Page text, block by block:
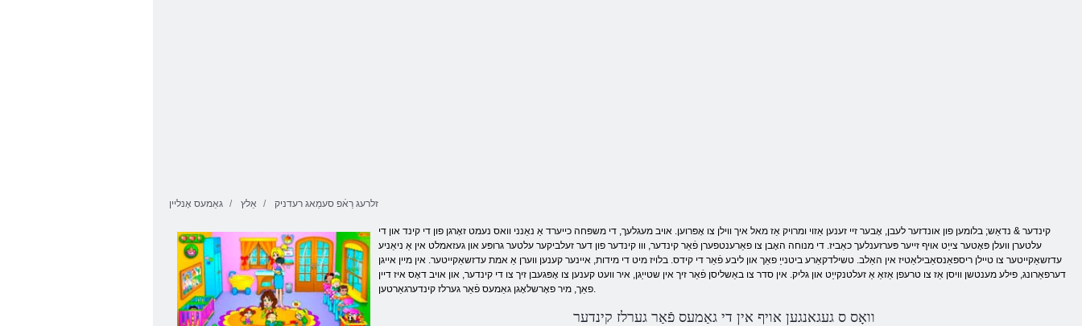
גאַמעס אָנליין אַלץ זלרעג רַאֿפ סעמַאג רעדניק
קינדער & נדאַש; בלומען פון אונדזער לעבן, אָבער זיי זענען אַזוי ומרויק אַז מאל איך ווילן צו אָפּרוען. אויב מעגלעך, די משפּחה כייערד אַ נאַנני וואס נעמט זאָרגן פון די קינד און די
עלטערן וועלן פּאָטער צייַט אויף זייער פּערזענלעך כאַביז. די מנוחה האָבן צו פאַרענטפערן פֿאַר קינדער, ווו קינדער פון דער זעלביקער עלטער גרופּע און געזאמלט אין אַ ניאַניע
עדזשאַקייטער צו טיילן ריספּאַנסאַבילאַטיז אין האַלב. טשילדקאַרע ביטנייַ פאַך און ליבע פֿאַר די קידס. בלויז מיט די מידות, איינער קענען ווערן אַ אמת עדזשאַקייטער. אין מיין אייגן
דערפאַרונג, פילע מענטשן וויסן אַז צו טרעפן אַזאַ אַ זעלטנקייַט און גליק. אין סדר צו באַשליסן פֿאַר זיך אין שטייַגן, איר וועט קענען צו אָפּגעבן זיך צו די קינדער, און אויב דאָס איז דיין
פאַך, מיר פאָרשלאָגן גאַמעס פֿאַר גערלז קינדערגאַרטען.
וואָס ס געגאנגען אויף אין די גאַמעס פֿאַר גערלז קינדער